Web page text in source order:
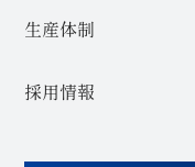
生産体制
採用情報